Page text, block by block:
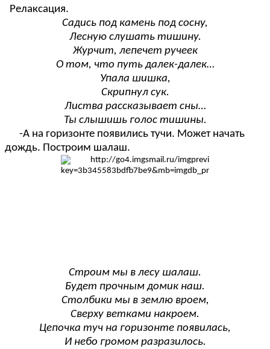
Релаксация.
Садись под камень под сосну,
Лесную слушать тишину.
Журчит, лепечет ручеек
О том, что путь далек-далек…
Упала шишка,
Скрипнул сук.
Листва рассказывает сны…
Ты слышишь голос тишины.
-А на горизонте появились тучи. Может начать
дождь. Построим шалаш.
Строим мы в лесу шалаш.
Будет прочным домик наш.
Столбики мы в землю вроем,
Сверху ветками накроем.
Цепочка туч на горизонте появилась,
И небо громом разразилось.